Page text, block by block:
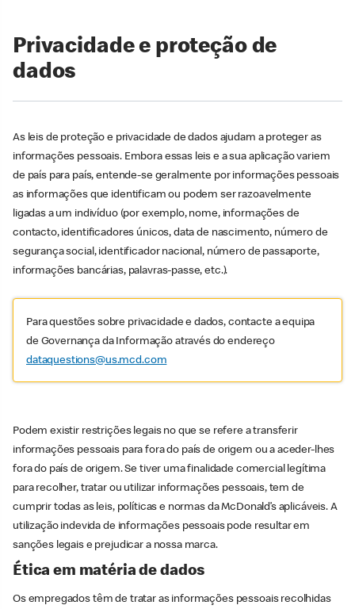
Privacidade e proteção de
dados
As leis de proteção e privacidade de dados ajudam a proteger as
informações pessoais. Embora essas leis e a sua aplicação variem
de país para país, entende-se geralmente por informações pessoais
as informações que identificam ou podem ser razoavelmente
ligadas a um indivíduo (por exemplo, nome, informações de
contacto, identificadores únicos, data de nascimento, número de
segurança social, identificador nacional, número de passaporte,
informações bancárias, palavras-passe, etc.).
Para questões sobre privacidade e dados, contacte a equipa
de Governança da Informação através do endereço
dataquestions@us.mcd.com
Podem existir restrições legais no que se refere a transferir
informações pessoais para fora do país de origem ou a aceder-lhes
fora do país de origem. Se tiver uma finalidade comercial legítima
para recolher, tratar ou utilizar informações pessoais, tem de
cumprir todas as leis, políticas e normas da McDonald’s aplicáveis. A
utilização indevida de informações pessoais pode resultar em
sanções legais e prejudicar a nossa marca.
Ética em matéria de dados
Os empregados têm de tratar as informações pessoais recolhidas